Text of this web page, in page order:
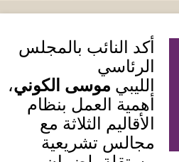
أكد النائب بالمجلس
الرئاسي
الليبي موسى الكوني،
أهمية العمل بنظام
الأقاليم الثلاثة مع
مجالس تشريعية